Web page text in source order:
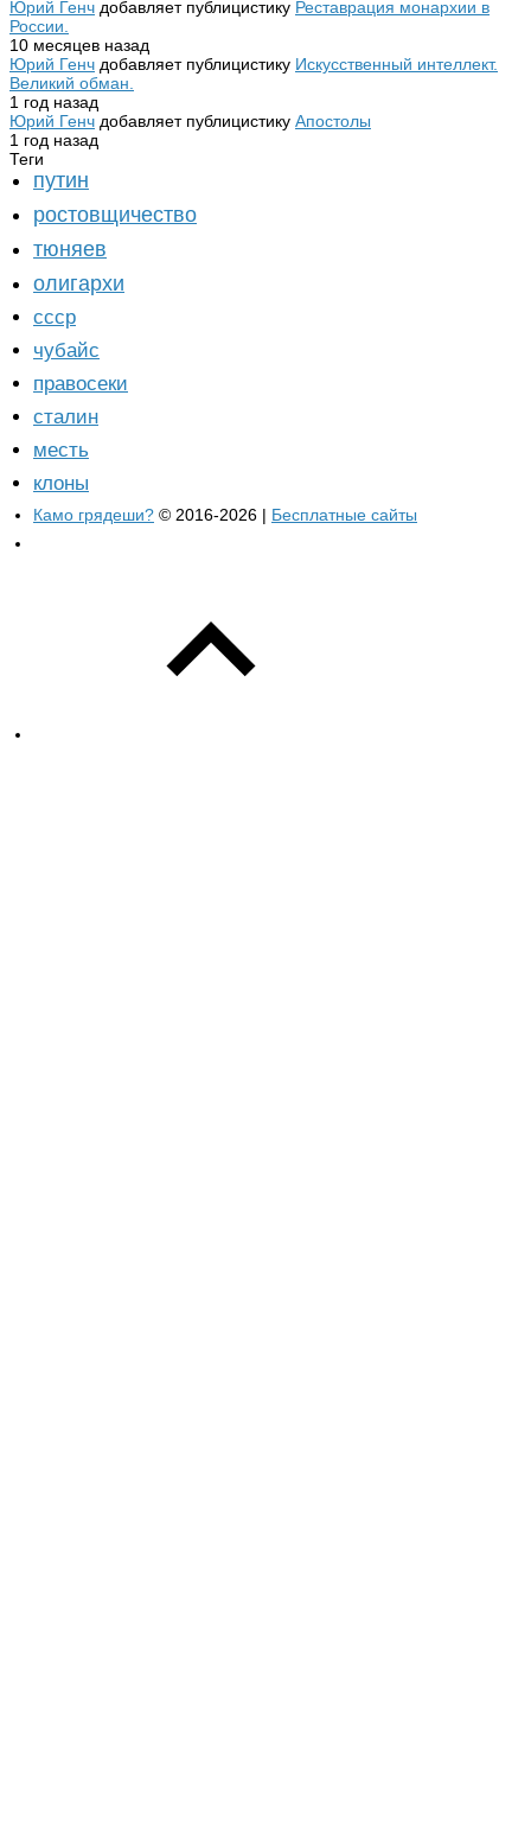
Юрий Генч добавляет публицистику Реставрация монархии в
России.
10 месяцев назад
Юрий Генч добавляет публицистику Искусственный интеллект.
Великий обман.
1 год назад
Юрий Генч добавляет публицистику Апостолы
1 год назад
Теги
путин
ростовщичество
тюняев
олигархи
ссср
чубайс
правосеки
сталин
месть
клоны
Камо грядеши? © 2016-2026 | Бесплатные сайты